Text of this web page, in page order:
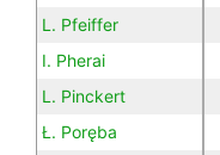
L. Pfeiffer
I. Pherai
L. Pinckert
Ł. Poręba